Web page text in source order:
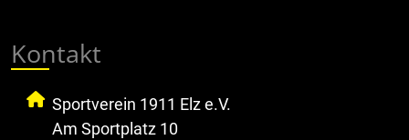
Kontakt
Sportverein 1911 Elz e.V.
Am Sportplatz 10